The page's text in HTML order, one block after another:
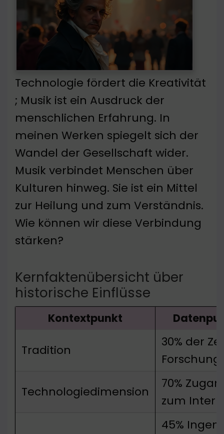
Technologie fördert die Kreativität
; Musik ist ein Ausdruck der
menschlichen Erfahrung. In
meinen Werken spiegelt sich der
Wandel der Gesellschaft wider.
Musik verbindet Menschen über
Kulturen hinweg. Sie ist ein Mittel
zur Heilung und zum Verständnis.
Wie können wir diese Verbindung
stärken?
Kernfaktenübersicht über
historische Einflüsse
Kontextpunkt
Tradition
30% der
Forschung
Technologiedimension
70%
zum
45%